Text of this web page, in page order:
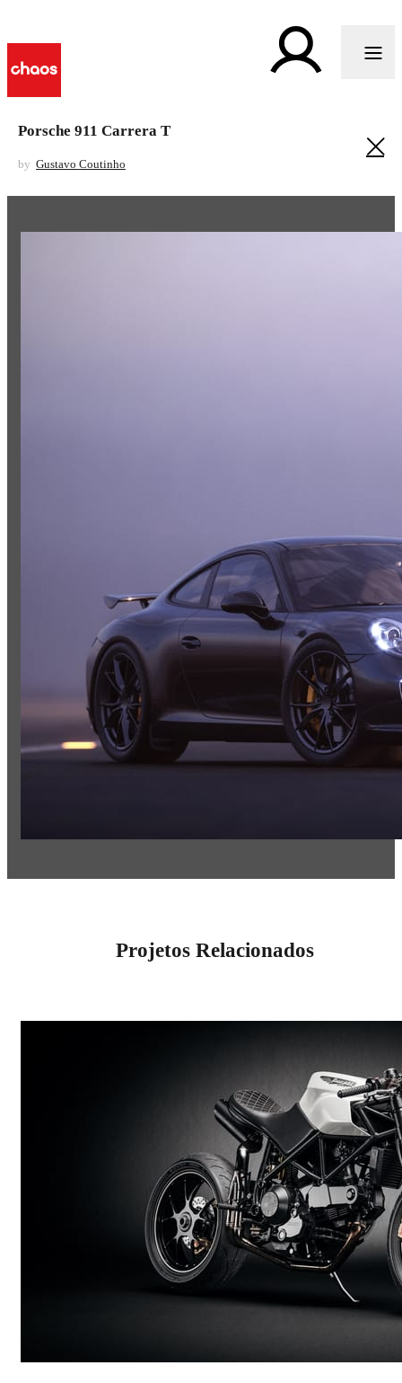
Porsche 911 Carrera T
by Gustavo Coutinho
Projetos Relacionados